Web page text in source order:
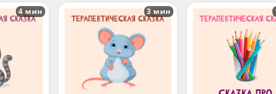
4 мин 3 мин